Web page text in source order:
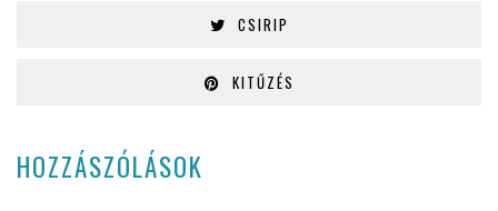
CSIRIP
KITŰZÉS
HOZZÁSZÓLÁSOK